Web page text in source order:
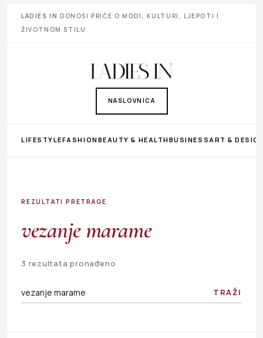
LADIES IN DONOSI PRIČE O MODI, KULTURI, LJEPOTI I
ŽIVOTNOM STILU
NASLOVNICA
LIFESTYLEFASHIONBEAUTY & HEALTHBUSINESS ART &
REZULTATI PRETRAGE
vezanje marame
3 rezultata pronađeno
TRAŽI